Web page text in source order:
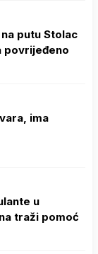
putu Stolac
povrijeđeno
ima
u
traži pomoć